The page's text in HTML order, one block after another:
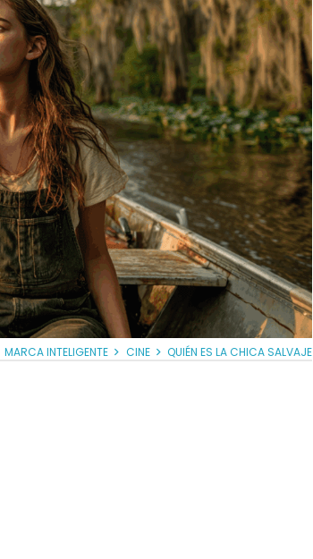
MARCA INTELIGENTE CINE QUIÉN ES LA CHICA SALVAJE